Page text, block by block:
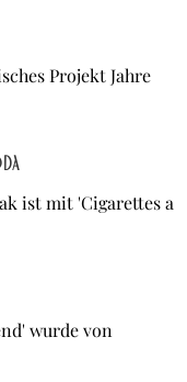
Projekt Jahre
ist mit 'Cigarettes a
wurde von